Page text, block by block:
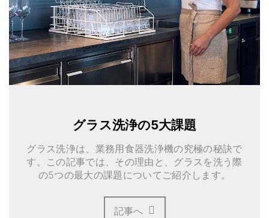
グラス洗浄の5大課題
グラス洗浄は、業務用食器洗浄機の究極の秘訣で
す。この記事では、その理由と、グラスを洗う際
の5つの最大の課題についてご紹介します。
記事へ